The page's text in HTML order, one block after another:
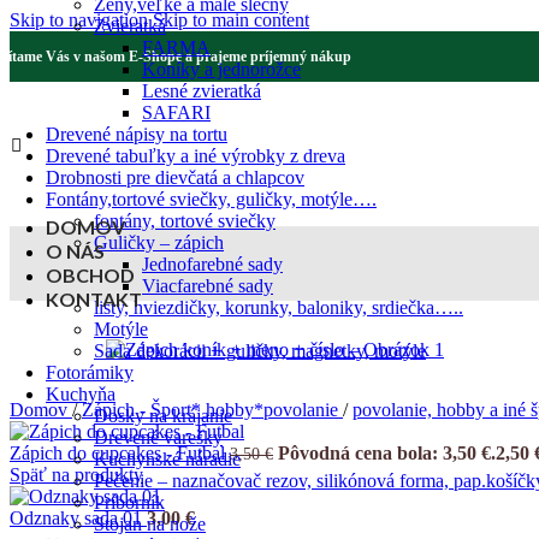
Skip to navigationSkip to main content
Vás v našom E-Shope a prajeme príjemný nákup
Zvieratká
FARMA
Koníky a jednorožce
Lesné zvieratká
SAFARI
Drevené nápisy na tortu
Drevené tabuľky a iné výrobky z dreva
Drobnosti pre dievčatá a chlapcov
Fontány,tortové sviečky, guličky, motýle….
fontány, tortové sviečky
Guličky – zápich
Jednofarebné sady
Viacfarebné sady
listy, hviezdičky, korunky, baloniky, srdiečka…..
Motýle
Sada dekorácii + guličky, magnetky, motýle
Fotorámiky
Kuchyňa
Dosky na krájanie
Drevené varešky
Kuchynské náradie
Pečenie – naznačovač rezov, silikónová forma,
Príborník
Stojan na nože
DOMOV
O NÁS
OBCHOD
KONTAKT
Domov/ Zápich - Šport* hobby*povolanie / povolanie, hobby a iné
Zápich do cupcakes - Futbal3,50€ Pôvodná cena bola: 3,50 €.2,50
Späť na produkty
Odznaky sada 013,00€